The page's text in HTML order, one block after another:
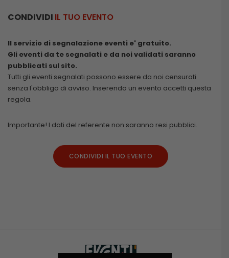
CONDIVIDI IL TUO EVENTO
Il servizio di segnalazione eventi e' gratuito.
Gli eventi da te segnalati e da noi validati saranno
pubblicati sul sito.
Tutti gli eventi segnalati possono essere da noi censurati
senza l'obbligo di avviso. Inserendo un evento accetti questa
regola.
Importante! I dati del referente non saranno resi pubblici.
CONDIVIDI IL TUO EVENTO